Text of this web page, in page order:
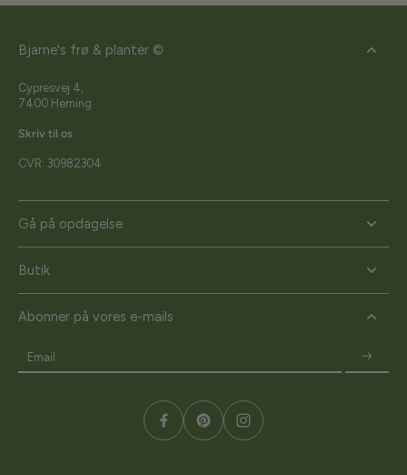
Bjarne's frø & planter ©
Cypresvej 4,
7400 Herning
Skriv til os
CVR: 30982304
Gå på opdagelse
Butik
Abonner på vores e-mails
Email